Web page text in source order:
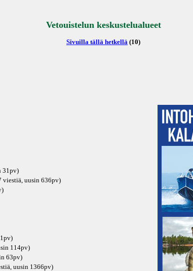
Vetouistelun keskustelualueet
Sivuilla tällä hetkellä (10)
31pv)
viestiä, uusin 636pv)
)
)
114pv)
63pv)
uusin 1366pv)